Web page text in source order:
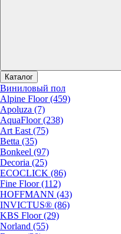
Каталог
Виниловый пол
Alpine Floor (459)
Apoluza (7)
AquaFloor (238)
Art East (75)
Betta (35)
Bonkeel (97)
Decoria (25)
ECOCLICK (86)
Fine Floor (112)
HOFFMANN (43)
INVICTUS® (86)
KBS Floor (29)
Norland (55)